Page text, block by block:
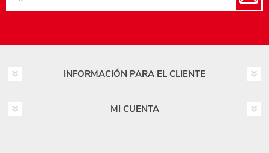
INFORMACIÓN PARA EL CLIENTE
MI CUENTA